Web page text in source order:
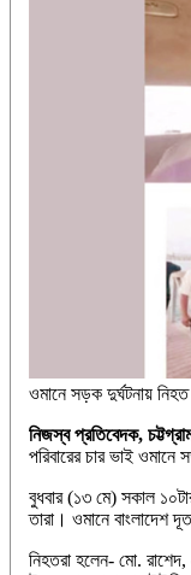
ওমানে সড়ক দুর্ঘটনায়
নিজস্ব প্রতিবেদক,
পরিবারের চার ভাই ওমানে
বুধবার (১৩ মে) সকাল
তারা। ওমানে বাংলাদেশ
নিহতরা হলেন- মো.